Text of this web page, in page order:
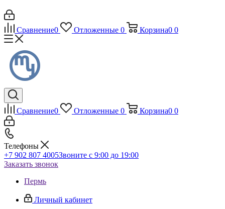
Сравнение0 Отложенные 0 Корзина0 0
Сравнение0 Отложенные 0 Корзина0 0
Телефоны
+7 902 807 4005Звоните с 9:00 до 19:00
Заказать звонок
Пермь
Личный кабинет